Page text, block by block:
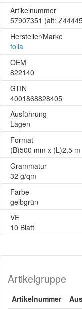
Artikelnummer
57907351 (alt:
Hersteller/Marke
folia
OEM
822140
GTIN
4001868828405
Ausführung
Lagen
Format
(B)500 mm x (L)2,5 m
Grammatur
32 g/qm
Farbe
gelbgrün
VE
10 Blatt
Artikelgruppe
Artikelnummer